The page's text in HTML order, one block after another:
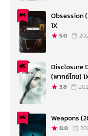
#4
Obsession
1X
5.0
#5
Disclosure
(พากย์ไทย)
3.8
#6 Weapons
0.0